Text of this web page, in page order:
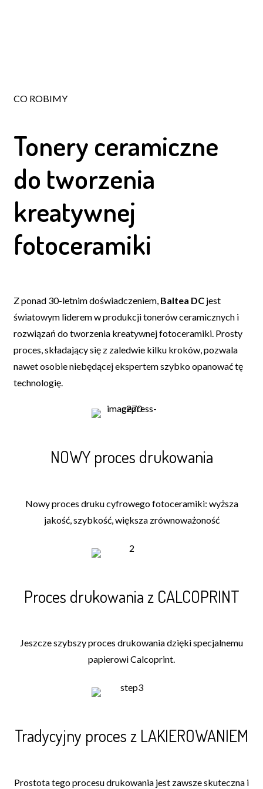
CO ROBIMY
Tonery ceramiczne
do tworzenia
kreatywnej
fotoceramiki
Z ponad 30-letnim doświadczeniem, Baltea DC jest
światowym liderem w produkcji tonerów ceramicznych i
rozwiązań do tworzenia kreatywnej fotoceramiki. Prosty
proces, składający się z zaledwie kilku kroków, pozwala
nawet osobie niebędącej ekspertem szybko opanować tę
technologię.
NOWY proces drukowania
Nowy proces druku cyfrowego fotoceramiki: wyższa
jakość, szybkość, większa zrównoważoność
Proces drukowania z CALCOPRINT
Jeszcze szybszy proces drukowania dzięki specjalnemu
papierowi Calcoprint.
Tradycyjny proces z LAKIEROWANIEM
Prostota tego procesu drukowania jest zawsze skuteczna i